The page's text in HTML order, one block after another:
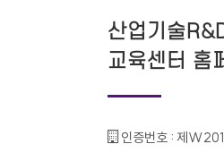
산업기술
교육센터 홈
인증번호 : 제